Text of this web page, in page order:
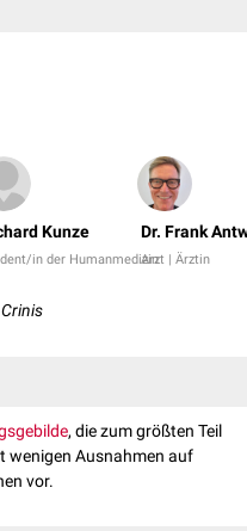
Kunze
in der Humanmedizin
Dr. Frank
Arzt | Ärztin
, die zum größten Teil
wenigen Ausnahmen auf
vor.